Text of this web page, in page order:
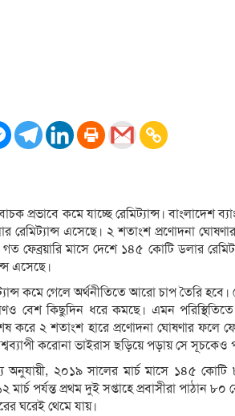
প্রভাবে কমে যাচ্ছে রেমিট্যান্স। বাংলাদেশ
রেমিট্যান্স এসেছে। ২ শতাংশ প্রণোদনা
ফেব্রয়ারি মাসে দেশে ১৪৫ কোটি ডলার
এসেছে।
কমে গেলে অর্থনীতিতে আরো চাপ তৈরি
বেশ কিছুদিন ধরে কমছে। এমন পরিস্থিতিতে
করে ২ শতাংশ হারে প্রণোদনা ঘোষণার ফলে
করোনা ভাইরাস ছড়িয়ে পড়ায় সে
অনুযায়ী, ২০১৯ সালের মার্চ মাসে ১৪৫
মার্চ পর্যন্ত প্রথম দুই সপ্তাহে প্রবাসীরা পাঠান
ঘরেই থেমে যায়।